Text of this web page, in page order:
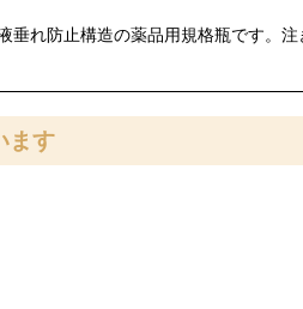
れ防止構造の薬品用規格瓶です。
ます